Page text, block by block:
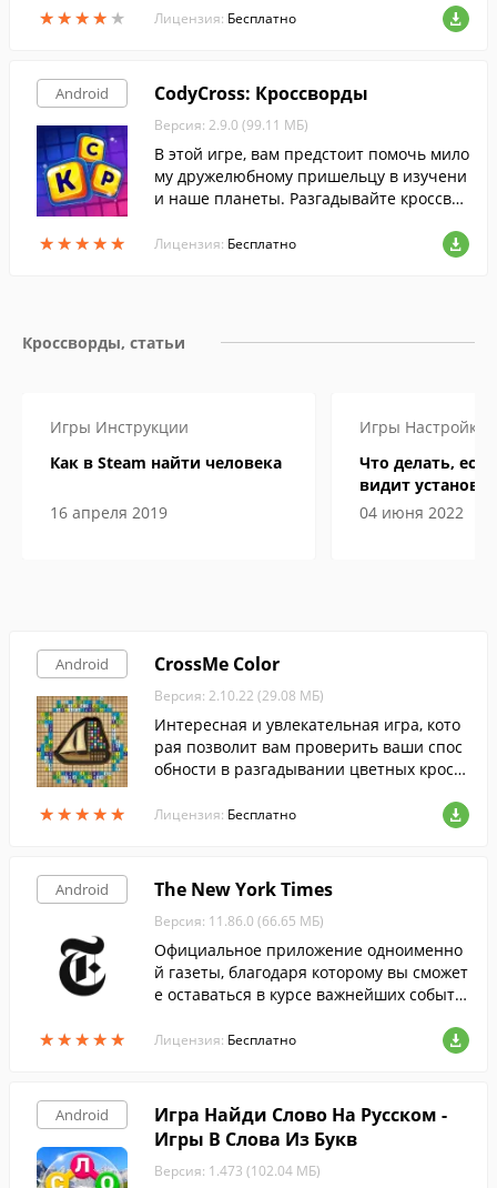
★★★★ ★
★★★★ ★
ые разные темы.
Лицензия: Бесплатно
Android
★★★★★
★★★★★
CodyCross: Кроссворды
Версия: 2.9.0 (99.11 МБ)
В этой игре, вам предстоит помочь мило
му дружелюбному пришельцу в изучени
и наше планеты. Разгадывайте кроссво
айте достижения человечества в игрово
Лицензия: Бесплатно
Кроссворды, статьи
Игры Инструкции
Как в Steam найти человека
16 апреля 2019
Игры Настройка
Что делать,
видит
04 июня 2022
Android
★★★★★
★★★★★
CrossMe Color
Версия: 2.10.22 (29.08 МБ)
Интересная и увлекательная игра, кото
рая позволит вам проверить ваши спос
обности в разгадывании цветных кросс
Лицензия: Бесплатно
Android
★★★★★
★★★★★
The New York Times
Версия: 11.86.0 (66.65 МБ)
Официальное приложение одноименно
й газеты, благодаря которому вы сможет
е оставаться в курсе важнейших событи
и аналитику на экране смартфона.
Лицензия: Бесплатно
Android
Игра Найди Слово На Русском -
Игры В Слова Из Букв
Версия: 1.473 (102.04 МБ)